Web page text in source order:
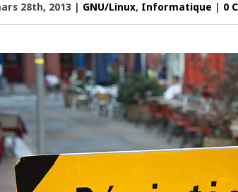
28th, 2013 | GNU/Linux, Informatique | 0